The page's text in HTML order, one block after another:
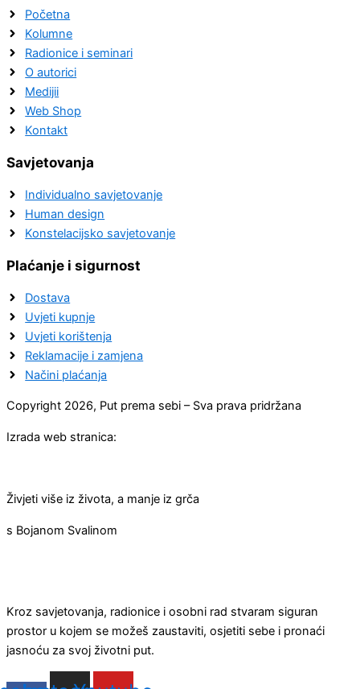
Početna
Kolumne
Radionice i seminari
O autorici
Medijii
Web Shop
Kontakt
Savjetovanja
Individualno savjetovanje
Human design
Konstelacijsko savjetovanje
Plaćanje i sigurnost
Dostava
Uvjeti kupnje
Uvjeti korištenja
Reklamacije i zamjena
Načini plaćanja
Copyright 2026, Put prema sebi – Sva prava pridržana
Izrada web stranica:
Živjeti više iz života, a manje iz grča
s Bojanom Svalinom
Kroz savjetovanja, radionice i osobni rad stvaram siguran
prostor u kojem se možeš zaustaviti, osjetiti sebe i pronaći
jasnoću za svoj životni put.